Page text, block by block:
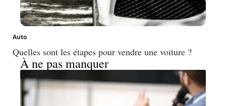
Auto
Quelles sont les étapes pour vendre une voiture ?
À ne pas manquer